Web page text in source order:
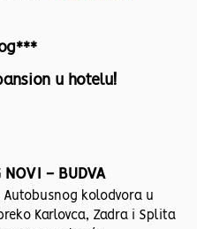
u hotelu!
NOVI - BUDVA
Autobusnog kolodvora u
Karlovca, Zadra i Splita